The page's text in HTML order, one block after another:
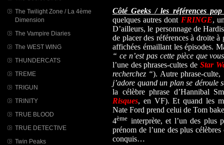
The Twilight Zone / La 4ème
Dimension
The Vampire Diaries
The WEST WING
THUNDERCATS
TREME
TRIGUN
TRINITY
TRUE BLOOD
TRUE DETECTIVE
Twin Peaks
Côté Geeks / les références
quelques autres dont FRINGE,
D’ailleurs, le personnage de
de placer des références à droite
affichées émaillant les épisodes.
“ ce n’est pas cette pièce que
l’une des phrases-cultes de Star
recherchez “). Autre phrase-culte,
j’adore quand un plan se déroule
la célèbre phrase d’Hannibal
Risques, en VF). Et quand les
Nate Ford prend celui de Tom
4ème interprète, et l’un des plus
prénom de l’une des plus
conquis…